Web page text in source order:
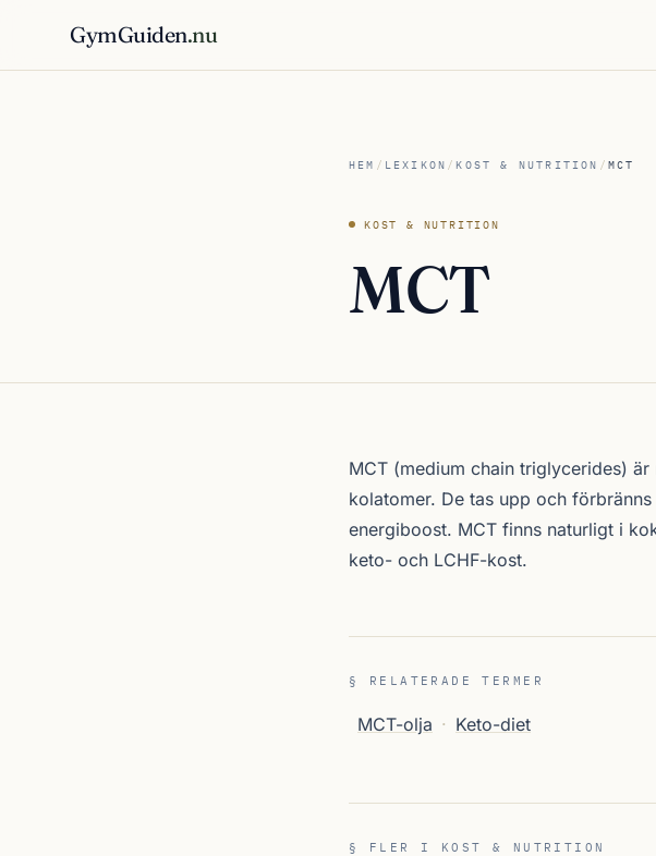
GymGuiden.nu
HEM / LEXIKON /KOST & NUTRITION / MCT
KOST & NUTRITION
MCT
MCT (medium chain triglycerides)
kolatomer. De tas upp och
energiboost. MCT finns naturligt i
keto- och LCHF-kost.
§ RELATERADE TERMER
MCT-olja · Keto-diet
§ FLER I KOST & NUTRITION